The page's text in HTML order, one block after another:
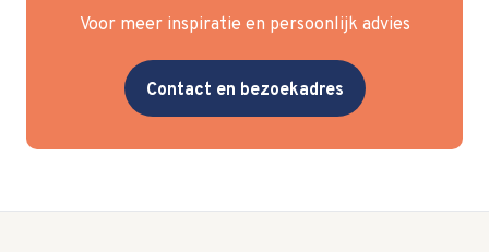
Voor meer inspiratie en persoonlijk advies
Contact en bezoekadres